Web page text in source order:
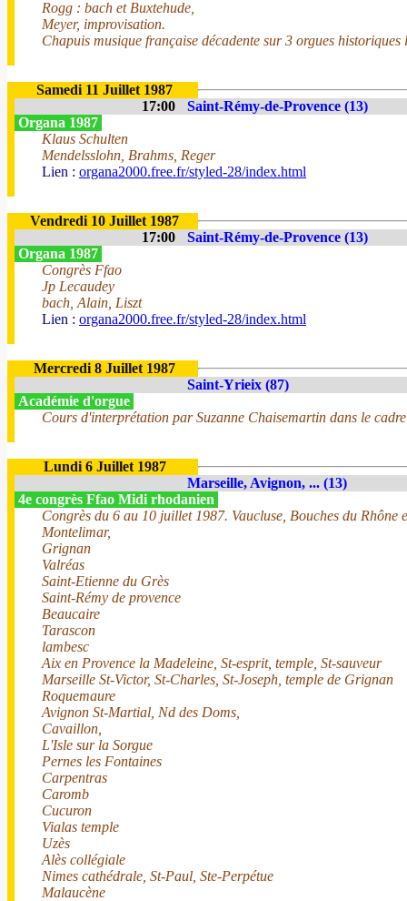
Rogg : bach et Buxtehude,
Meyer, improvisation.
Chapuis musique française décadente sur 3 orgues
Samedi 11 Juillet 1987
17:00
Saint-Rémy-de-Provence (13)
Organa 1987
Klaus Schulten
Mendelsslohn, Brahms, Reger
Lien : organa2000.free.fr/styled-28/index.html
Vendredi 10 Juillet 1987
17:00
Saint-Rémy-de-Provence (13)
Organa 1987
Congrès Ffao
Jp Lecaudey
bach, Alain, Liszt
Lien : organa2000.free.fr/styled-28/index.html
Mercredi 8 Juillet 1987
Saint-Yrieix (87)
Académie d'orgue
Cours d'interprétation par Suzanne Chaisemartin dans le
Lundi 6 Juillet 1987
Marseille, Avignon, ... (13)
4e congrès Ffao Midi rhodanien
Congrès du 6 au 10 juillet 1987. Vaucluse, Bouches du Rhône
Montelimar,
Grignan
Valréas
Saint-Etienne du Grès
Saint-Rémy de provence
Beaucaire
Tarascon
lambesc
Aix en Provence la Madeleine, St-esprit, temple, St-sauveur
Marseille St-Victor, St-Charles, St-Joseph, temple de Grignan
Roquemaure
Avignon St-Martial, Nd des Doms,
Cavaillon,
L'Isle sur la Sorgue
Pernes les Fontaines
Carpentras
Caromb
Cucuron
Vialas temple
Uzès
Alès collégiale
Nimes cathédrale, St-Paul, Ste-Perpétue
Malaucène